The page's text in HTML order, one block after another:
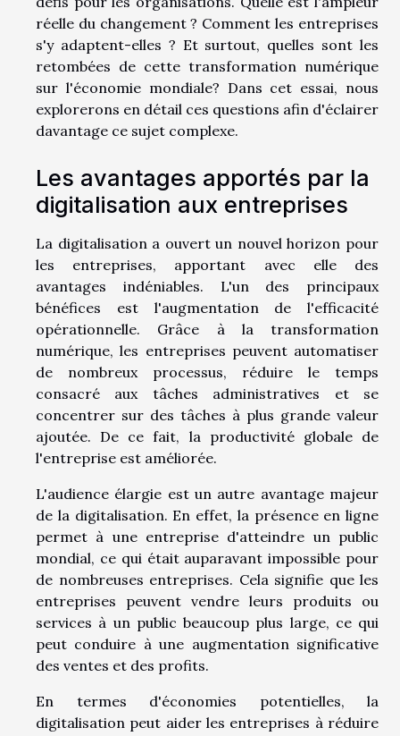
réelle du changement ? Comment les entreprises
s'y adaptent-elles ? Et surtout, quelles sont les
retombées de cette transformation numérique
sur l'économie mondiale? Dans cet essai, nous
explorerons en détail ces questions afin d'éclairer
davantage ce sujet complexe.
Les avantages apportés par la
digitalisation aux entreprises
La digitalisation a ouvert un nouvel horizon pour
les entreprises, apportant avec elle des
avantages indéniables. L'un des principaux
bénéfices est l'augmentation de l'efficacité
opérationnelle. Grâce à la transformation
numérique, les entreprises peuvent automatiser
de nombreux processus, réduire le temps
consacré aux tâches administratives et se
concentrer sur des tâches à plus grande valeur
ajoutée. De ce fait, la productivité globale de
l'entreprise est améliorée.
L'audience élargie est un autre avantage majeur
de la digitalisation. En effet, la présence en ligne
permet à une entreprise d'atteindre un public
mondial, ce qui était auparavant impossible pour
de nombreuses entreprises. Cela signifie que les
entreprises peuvent vendre leurs produits ou
services à un public beaucoup plus large, ce qui
peut conduire à une augmentation significative
des ventes et des profits.
En termes d'économies potentielles, la
digitalisation peut aider les entreprises à réduire